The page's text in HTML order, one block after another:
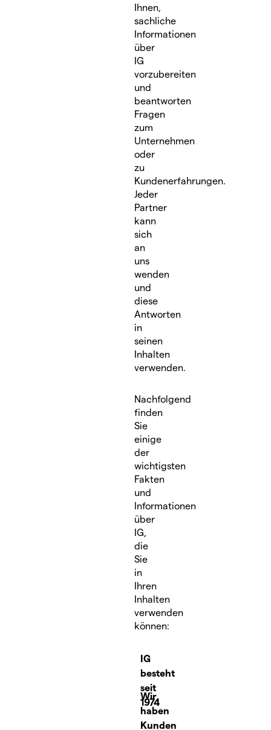
Ihnen,
sachliche
Informationen
über
IG
vorzubereiten
und
beantworten
Fragen
zum
Unternehmen
oder
zu
Kundenerfahrungen.
Jeder
Partner
kann
sich
an
uns
wenden
und
diese
Antworten
in
seinen
Inhalten
verwenden.
Nachfolgend
finden
Sie
einige
der
wichtigsten
Fakten
und
Informationen
über
IG,
die
Sie
in
Ihren
Inhalten
verwenden
können:
IG
besteht
seit
1974
Wir
haben
Kunden